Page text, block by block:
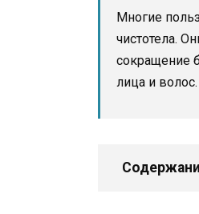
Многие
чистотела.
сокращение
лица и волос.